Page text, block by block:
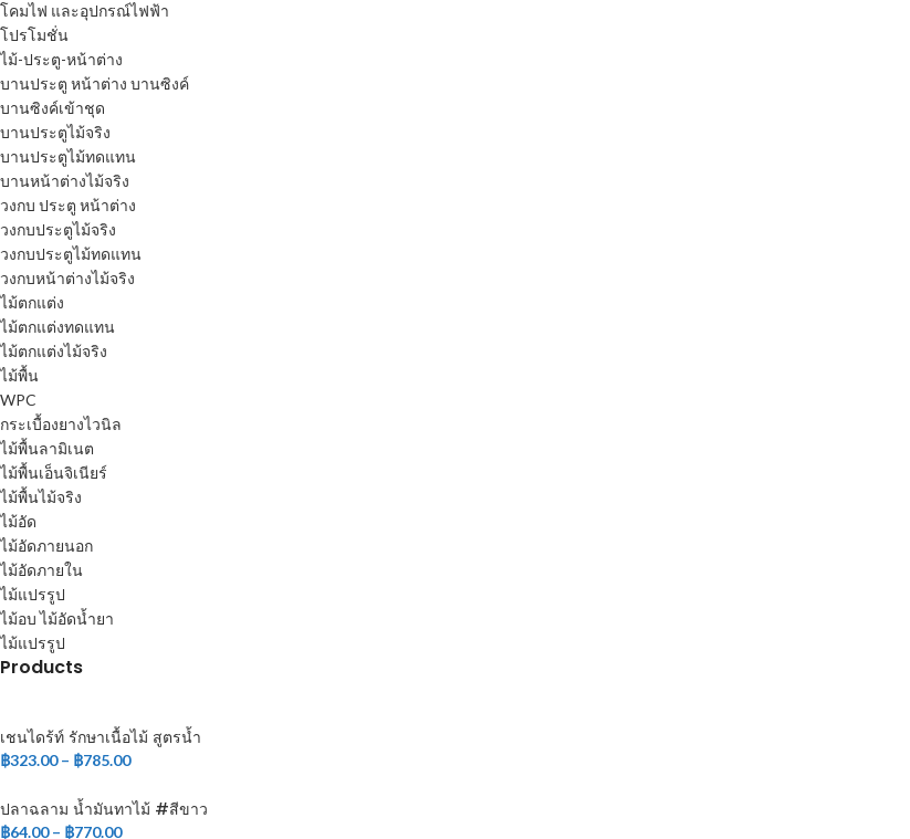
โคมไฟ และอุปกรณ์ไฟฟ้า
โปรโมชั่น
ไม้-ประตู-หน้าต่าง
บานประตู หน้าต่าง บานซิงค์
บานซิงค์เข้าชุด
บานประตูไม้จริง
บานประตูไม้ทดแทน
บานหน้าต่างไม้จริง
วงกบ ประตู หน้าต่าง
วงกบประตูไม้จริง
วงกบประตูไม้ทดแทน
วงกบหน้าต่างไม้จริง
ไม้ตกแต่ง
ไม้ตกแต่งทดแทน
ไม้ตกแต่งไม้จริง
ไม้พื้น
WPC
กระเบื้องยางไวนิล
ไม้พื้นลามิเนต
ไม้พื้นเอ็นจิเนียร์
ไม้พื้นไม้จริง
ไม้อัด
ไม้อัดภายนอก
ไม้อัดภายใน
ไม้แปรรูป
ไม้อบ ไม้อัดน้ำยา
ไม้แปรรูป
Products
เชนไดร้ท์ รักษาเนื้อไม้ สูตรน้ำ
฿323.00 – ฿785.00
ปลาฉลาม น้ำมันทาไม้ #สีขาว
฿64.00 – ฿770.00